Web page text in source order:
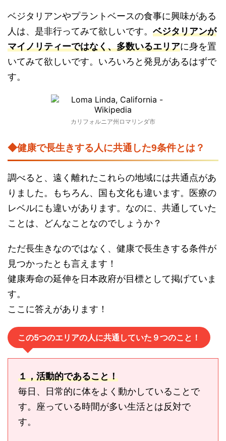
ベジタリアンやプラントベースの食事に興味がある
人は、是非行ってみて欲しいです。 ベジタリアンが
マイノリティーではなく、多数いるエリアに身を置
いてみて欲しいです。いろいろと発見があるはずで
す。
カリフォルニア州ロマリンダ市
◆健康で長生きする人に共通した9条件とは？
調べると、遠く離れたこれらの地域には共通点があ
りました。もちろん、国も文化も違います。医療の
レベルにも違いがあります。なのに、共通していた
ことは、どんなことなのでしょうか？
ただ長生きなのではなく、健康で長生きする条件が
見つかったとも言えます！
健康寿命の延伸を日本政府が目標として掲げていま
す。
ここに答えがあります！
この5つのエリアの人に共通していた９つのこと！
１，活動的であること！
毎日、日常的に体をよく動かしていることで
す。座っている時間が多い生活とは反対で
す。